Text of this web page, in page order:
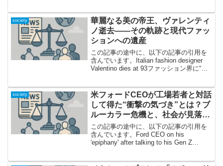
の人にとってよ...
society
華麗なる美の帝王、ヴァレンティ
ノ逝去――その軌跡と現代ファッ
ションへの遺産
この記事の途中に、以下の記事の引用を
含んでいます。Italian fashion designer
Valentino dies at 93ファッション界に“ロ
ー...
society
米フォードCEOが工場若者と対話
して得た“衝撃の気づき”とは？ブ
ルーカラー危機と、社会が見落と
す「必須経済」再生の鍵
この記事の途中に、以下の記事の引用を
含んでいます。Ford CEO on his
'epiphany' after talking to his Gen Z